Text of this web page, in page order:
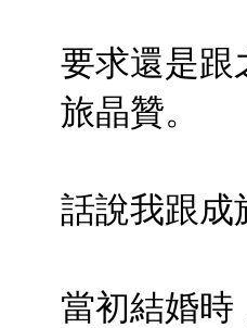
要求還是跟
旅晶贊。
話說我跟成
當初結婚時